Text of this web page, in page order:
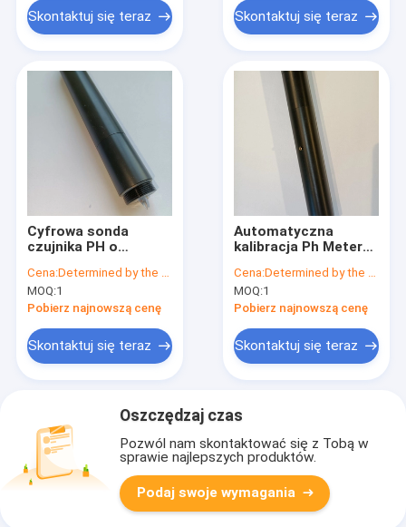
Skontaktuj się teraz Skontaktuj się teraz
Cyfrowa sonda
czujnika PH o
Jednorazowego
użytku Industrial
Online 12V DC
Cena:Determined by the number of specific orders
MOQ:1
Pobierz najnowszą cenę
Skontaktuj się teraz
Automatyczna
kalibracja Ph Meter
wodoodporny basen
Cena:Determined by the number of specific orders
MOQ:1
Pobierz najnowszą cenę
Skontaktuj się teraz
Oszczędzaj czas
Pozwól nam skontaktować się z Tobą w
sprawie najlepszych produktów.
Podaj swoje wymagania